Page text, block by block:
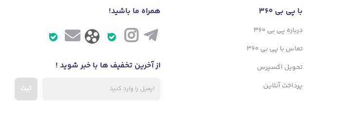
با پی بی 360
درباره پی بی 360
تماس با پی بی 360
تحویل اکسپرس
پرداخت آنلاین
همراه ما باشید!
از آخرین تخفیف ها با خبر شوید !
ثبت